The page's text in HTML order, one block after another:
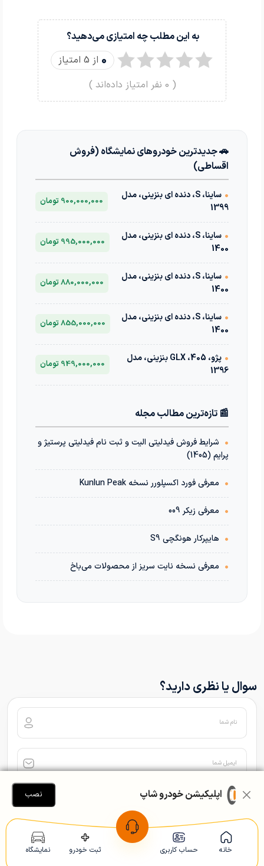
به این مطلب چه امتیازی می‌دهید؟
0 از 5 امتیاز
(
0 نفر امتیاز داده‌اند )
🚗 جدیدترین خودروهای نمایشگاه (فروش
اقساطی)
•
ساینا، S، دنده ای بنزینی، مدل
1399
900,000,000 تومان
•
ساینا، S، دنده ای بنزینی، مدل
1400
995,000,000 تومان
•
ساینا، S، دنده ای بنزینی، مدل
1400
880,000,000 تومان
•
ساینا، S، دنده ای بنزینی، مدل
1400
855,000,000 تومان
•
پژو، 405، GLX بنزینی، مدل
1396
949,000,000 تومان
📰 تازه‌ترین مطالب مجله
• شرایط فروش فیدلیتی الیت و ثبت نام فیدلیتی پرستیژ و
پرایم (1405)
• معرفی فورد اکسپلورر نسخه Kunlun Peak
• معرفی زیکر 009
• هایپرکار هونگچی S9
• معرفی نسخه نایت سریز از محصولات می‌باخ
سوال یا نظری دارید؟
نام شما
ایمیل شما
خانه حساب کاربری ثبت خودرو نمایشگاه
اپلیکیشن خودرو شاپ نصب